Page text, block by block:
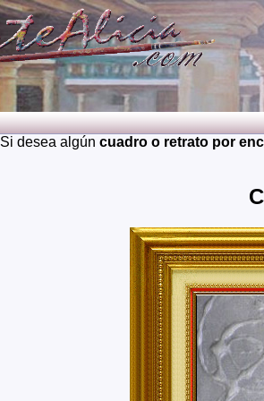
Si desea algún cuadro o retrato por